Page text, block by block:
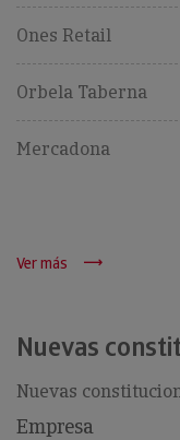
Ones Retail
Orbela Taberna
Mercadona
Ver más
Nuevas
Nuevas
Empresa